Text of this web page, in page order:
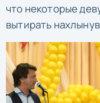
что некоторые
вытирать